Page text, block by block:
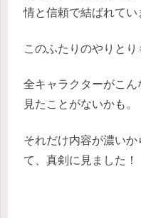
情と信頼で結ばれてい
このふたりのやりとり
全キャラクターがこん
見たことがないかも。
それだけ内容が濃いか
て、真剣に見ました！